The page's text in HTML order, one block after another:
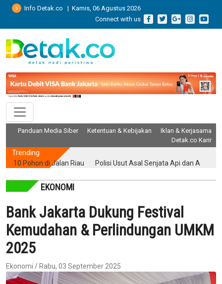
Info Detak.co | Kamis, 06 Agustus 2026
Connect with us
Panduan Media Siber Ketentuan & Kebijakan
Iklan & Kerjasama
Detak.co Karir
Trending
di Jalan Riau Polisi Usut Asal Senjata Api dan Air Gun yang
EKONOMI
Bank Jakarta Dukung Festival
Kemudahan & Perlindungan UMKM
2025
Ekonomi / Rabu, 03 September 2025